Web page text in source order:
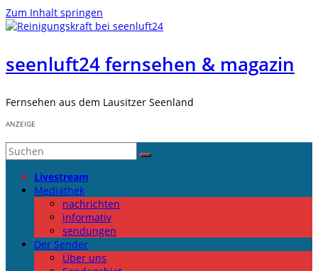
Zum Inhalt springen
seenluft24 fernsehen & magazin
Fernsehen aus dem Lausitzer Seenland
ANZEIGE
Livestream
Mediathek
nachrichten
informativ
sendungen
Der Sender
Über uns